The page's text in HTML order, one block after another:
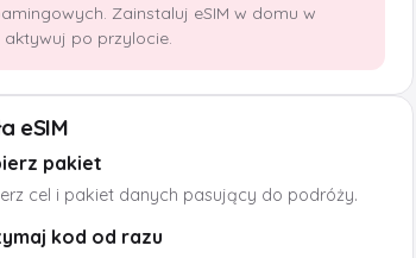
Zainstaluj eSIM w domu w
aktywuj po przylocie.
eSIM
pakiet
cel i pakiet danych pasujący do podróży.
kod od razu